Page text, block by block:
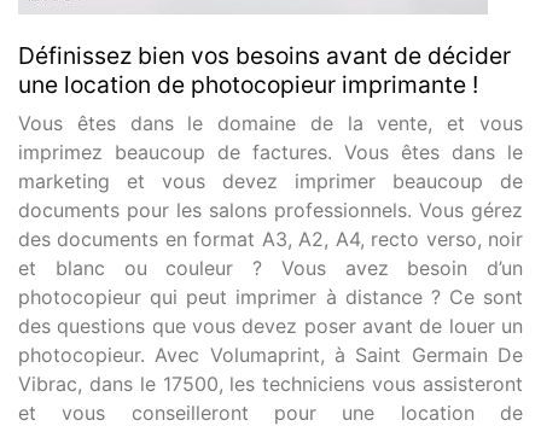
Définissez bien vos besoins avant de décider
une location de photocopieur imprimante !
Vous êtes dans le domaine de la vente, et vous
imprimez beaucoup de factures. Vous êtes dans le
marketing et vous devez imprimer beaucoup de
documents pour les salons professionnels. Vous gérez
des documents en format A3, A2, A4, recto verso, noir
et blanc ou couleur ? Vous avez besoin d’un
photocopieur qui peut imprimer à distance ? Ce sont
des questions que vous devez poser avant de louer un
photocopieur. Avec Volumaprint, à Saint Germain De
Vibrac, dans le 17500, les techniciens vous assisteront
et vous conseilleront pour une location de